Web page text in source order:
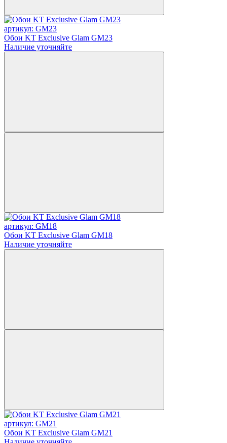
артикул: GM23
Обои KT Exclusive Glam GM23
Наличие уточняйте
артикул: GM18
Обои KT Exclusive Glam GM18
Наличие уточняйте
артикул: GM21
Обои KT Exclusive Glam GM21